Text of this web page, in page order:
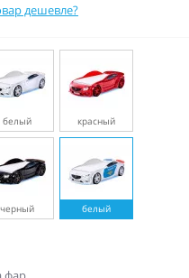
дешевле?
белый красный
черный белый